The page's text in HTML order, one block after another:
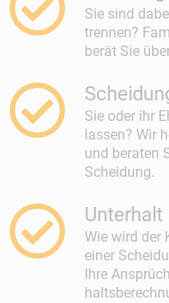
Sie sind
trennen?
berät Sie
Sie oder ihr
lassen? Wir
und beraten
Scheidung.
Unterhalt
Wie wird der
einer
Ihre